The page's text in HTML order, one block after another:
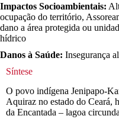
Impactos Socioambientais:
ocupação do território,
dano a área protegida ou
hídrico
Danos à Saúde: Insegurança
Síntese
O povo indígena Jenipapo-
Aquiraz no estado do Ceará,
da Encantada – lagoa